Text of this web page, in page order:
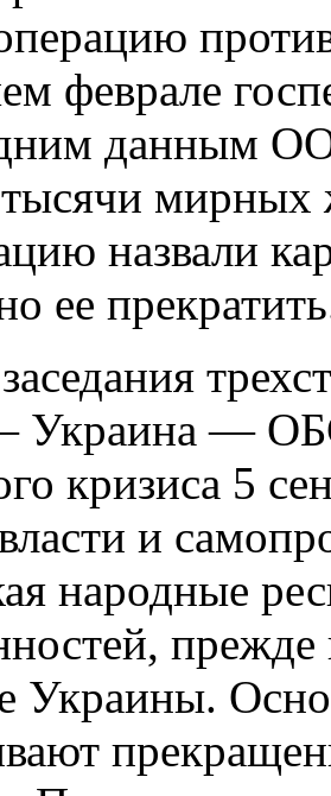
феврале
данным
назвали
ее
Украина —
кризиса 5
и
народные
Украины.